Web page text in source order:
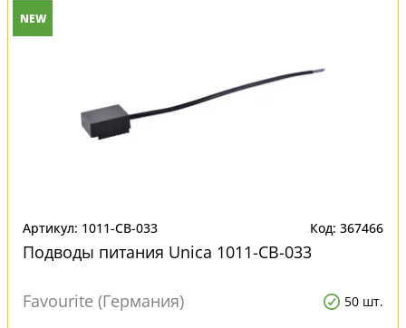
NEW
Артикул: 1011-CB-033 Код: 367466
Подводы питания Unica 1011-CB-033
Favourite (Германия) 50 шт.